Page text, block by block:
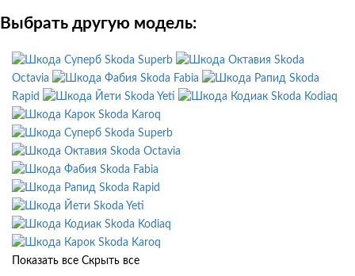
Выбрать другую модель:
Skoda Superb
Skoda
Octavia
Skoda Fabia
Skoda
Rapid
Skoda Yeti
Skoda Kodiaq
Skoda Karoq
Skoda Superb
Skoda Octavia
Skoda Fabia
Skoda Rapid
Skoda Yeti
Skoda Kodiaq
Skoda Karoq
Показать все Скрыть все